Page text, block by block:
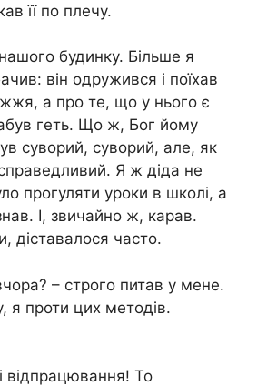
її по плечу.
будинку. Більше я
він одружився і поїхав
а про те, що у нього є
геть. Що ж, Бог йому
суворий, суворий, але, як
Я ж діда не
прогуляти уроки в школі, а
І, звичайно ж, карав.
діставалося часто.
– строго питав у мене.
я проти цих методів.
відпрацювання! То